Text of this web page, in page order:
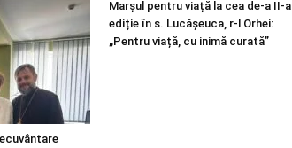
Marșul pentru viață la cea de-a II-a
ediție în s. Lucășeuca, r-l Orhei:
„Pentru viață, cu inimă curată”